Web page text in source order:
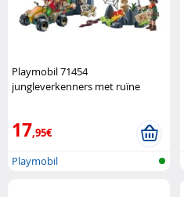
Playmobil 71454
jungleverkenners met ruïne
17,95€
Playmobil